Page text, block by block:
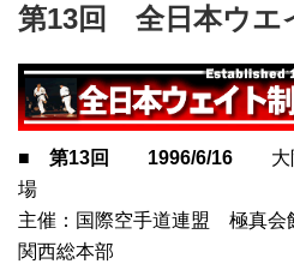
第13回 全日本ウエ
■ 第13回 1996/6/16 大阪
場
主催：国際空手道連盟 極真
関西総本部